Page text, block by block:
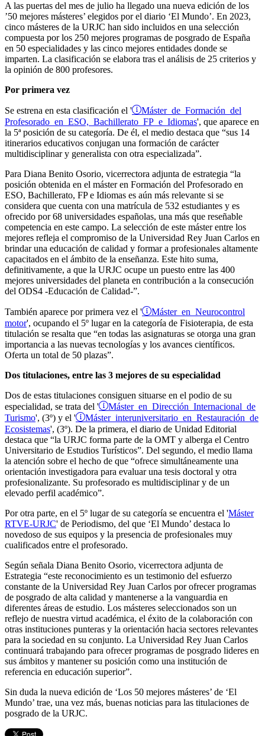
A las puertas del mes de julio ha llegado una nueva edición de los
’50 mejores másteres’ elegidos por el diario ‘El Mundo’. En 2023,
cinco másteres de la URJC han sido incluidos en una selección
compuesta por los 250 mejores programas de posgrado de España
en 50 especialidades y las cinco mejores entidades donde se
imparten. La clasificación se elabora tras el análisis de 25 criterios y
la opinión de 800 profesores.
Por primera vez
Se estrena en esta clasificación el '
Máster de Formación del
Profesorado en ESO, Bachillerato FP e Idiomas', que aparece en
la 5ª posición de su categoría. De él, el medio destaca que “sus 14
itinerarios educativos conjugan una formación de carácter
multidisciplinar y generalista con otra especializada”.
Para Diana Benito Osorio, vicerrectora adjunta de estrategia “la
posición obtenida en el máster en Formación del Profesorado en
ESO, Bachillerato, FP e Idiomas es aún más relevante si se
considera que cuenta con una matrícula de 532 estudiantes y es
ofrecido por 68 universidades españolas, una más que reseñable
competencia en este campo. La selección de este máster entre los
mejores refleja el compromiso de la Universidad Rey Juan Carlos en
brindar una educación de calidad y formar a profesionales altamente
capacitados en el ámbito de la enseñanza. Este hito suma,
definitivamente, a que la URJC ocupe un puesto entre las 400
mejores universidades del planeta en contribución a la consecución
del ODS4 -Educación de Calidad-”.
También aparece por primera vez el '
Máster en Neurocontrol
motor', ocupando el 5º lugar en la categoría de Fisioterapia, de esta
titulación se resalta que “en todas las asignaturas se otorga una gran
importancia a las nuevas tecnologías y los avances científicos.
Oferta un total de 50 plazas”.
Dos titulaciones, entre las 3 mejores de su especialidad
Dos de estas titulaciones consiguen situarse en el podio de su
especialidad, se trata del '
Máster en Dirección Internacional de
Turismo', (3º) y el '
Máster interuniversitario en Restauración de
Ecosistemas', (3º). De la primera, el diario de Unidad Editorial
destaca que “la URJC forma parte de la OMT y alberga el Centro
Universitario de Estudios Turísticos”. Del segundo, el medio llama
la atención sobre el hecho de que “ofrece simultáneamente una
orientación investigadora para evaluar una tesis doctoral y otra
profesionalizante. Su profesorado es multidisciplinar y de un
elevado perfil académico”.
Por otra parte, en el 5º lugar de su categoría se encuentra el 'Máster
RTVE-URJC' de Periodismo, del que ‘El Mundo’ destaca lo
novedoso de sus equipos y la presencia de profesionales muy
cualificados entre el profesorado.
Según señala Diana Benito Osorio, vicerrectora adjunta de
Estrategia “este reconocimiento es un testimonio del esfuerzo
constante de la Universidad Rey Juan Carlos por ofrecer programas
de posgrado de alta calidad y mantenerse a la vanguardia en
diferentes áreas de estudio. Los másteres seleccionados son un
reflejo de nuestra virtud académica, el éxito de la colaboración con
otras instituciones punteras y la orientación hacia sectores relevantes
para la sociedad en su conjunto. La Universidad Rey Juan Carlos
continuará trabajando para ofrecer programas de posgrado lideres en
sus ámbitos y mantener su posición como una institución de
referencia en educación superior”.
Sin duda la nueva edición de ‘Los 50 mejores másteres’ de ‘El
Mundo’ trae, una vez más, buenas noticias para las titulaciones de
posgrado de la URJC.